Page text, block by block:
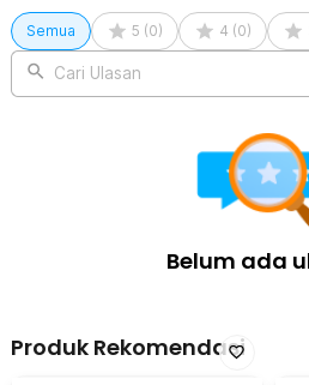
Semua 5 (0) 4 (0)
Cari Ulasan
Belum ada
Produk Rekomendasi